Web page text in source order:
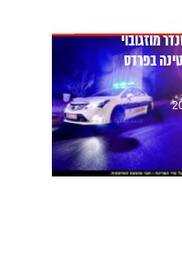
מוזגובוי
בפרדס